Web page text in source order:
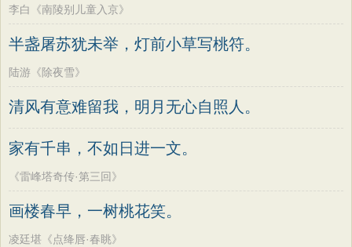
李白《南陵别儿童入京》
半盏屠苏犹未举，灯前小草写桃符。
陆游《除夜雪》
清风有意难留我，明月无心自照人。
家有千串，不如日进一文。
《雷峰塔奇传·第三回》
画楼春早，一树桃花笑。
凌廷堪《点绛唇·春眺》